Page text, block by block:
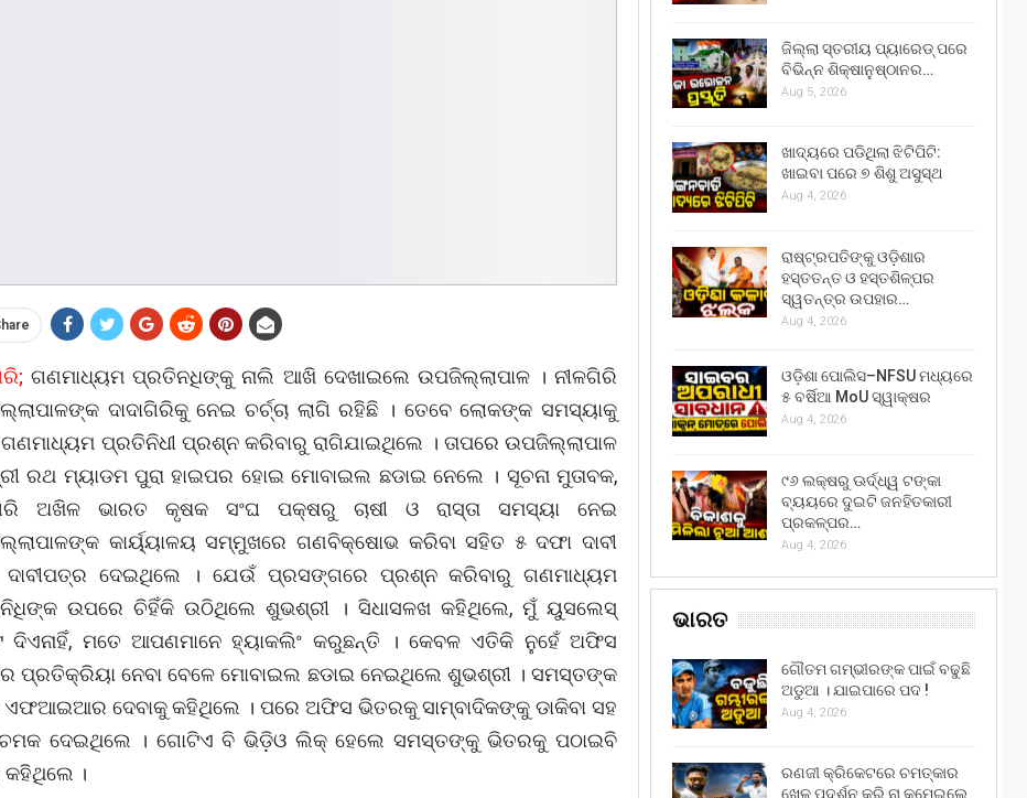
ଗଣମାଧ୍ୟମ ପ୍ରତିନଧିଙ୍କୁ ନାଲି ଆଖି ଦେଖାଇଲେ ଉପଜିଲ୍ଲାପାଳ । ନୀଳଗିରି
ଦାଦାଗିରିକୁ ନେଇ ଚର୍ଚ୍ଚା ଲାଗି ରହିଛି । ତେବେ ଲୋକଙ୍କ ସମସ୍ୟାକୁ
ପ୍ରତିନିଧୀ ପ୍ରଶ୍ନ କରିବାରୁ ରାଗିଯାଇଥିଲେ । ତାପରେ ଉପଜିଲ୍ଲାପାଳ
ରଥ ମ୍ୟାଡମ ପୁରା ହାଇପର ହୋଇ ମୋବାଇଲ ଛଡାଇ ନେଲେ । ସୂଚନା ମୁତାବକ,
ଅଖିଳ ଭାରତ କୃଷକ ସଂଘ ପକ୍ଷରୁ ଚାଷୀ ଓ ରାସ୍ତା ସମସ୍ୟା ନେଇ
କାର୍ୟ୍ୟାଳୟ ସମ୍ମୁଖରେ ଗଣବିକ୍ଷୋଭ କରିବା ସହିତ ୫ ଦଫା ଦାବୀ
ଦାବୀପତ୍ର ଦେଇଥିଲେ । ଯେଉଁ ପ୍ରସଙ୍ଗରେ ପ୍ରଶ୍ନ କରିବାରୁ ଗଣମାଧ୍ୟମ
ଉପରେ ଚିହିଁକି ଉଠିଥିଲେ ଶୁଭଶ୍ରୀ । ସିଧାସଳଖ କହିଥିଲେ, ମୁଁ ୟୁସଲେସ୍
ଦିଏନାହିଁ, ମତେ ଆପଣମାନେ ହ୍ୟାକଲିଂ କରୁଛନ୍ତି । କେବଳ ଏତିକି ନୁହେଁ ଅଫିସ
ପ୍ରତିକ୍ରିୟା ନେବା ବେଳେ ମୋବାଇଲ ଛଡାଇ ନେଇଥିଲେ ଶୁଭଶ୍ରୀ । ସମସ୍ତଙ୍କ
ଏଫଆଇଆର ଦେବାକୁ କହିଥିଲେ । ପରେ ଅଫିସ ଭିତରକୁ ସାମ୍ବାଦିକଙ୍କୁ ଡାକିବା ସହ
ଦେଇଥିଲେ । ଗୋଟିଏ ବି ଭିଡ଼ିଓ ଲିକ୍ ହେଲେ ସମସ୍ତଙ୍କୁ ଭିତରକୁ ପଠାଇବି
।
ଜିଲ୍ଲା ସ୍ତରୀୟ ପ୍ୟାରେଡ୍ ପରେ
ବିଭିନ୍ନ ଶିକ୍ଷାନୁଷ୍ଠାନର…
Aug 5, 2026
ଖାଦ୍ୟରେ ପଡିଥିଲା ଝିଟିପିଟି:
ଖାଇବା ପରେ ୭ ଶିଶୁ ଅସୁସ୍ଥ
Aug 4, 2026
ରାଷ୍ଟ୍ରପତିଙ୍କୁ ଓଡ଼ିଶାର
ହସ୍ତତନ୍ତ ଓ ହସ୍ତଶିଳ୍ପର
ସ୍ୱତନ୍ତ୍ର ଉପହାର…
Aug 4, 2026
ଓଡ଼ିଶା ପୋଲିସ–NFSU ମଧ୍ୟରେ
୫ ବର୍ଷିଆ MoU ସ୍ୱାକ୍ଷର
Aug 4, 2026
୯୬ ଲକ୍ଷରୁ ଊର୍ଦ୍ଧ୍ୱ ଟଙ୍କା
ବ୍ୟୟରେ ଦୁଇଟି ଜନହିତକାରୀ
ପ୍ରକଳ୍ପର…
Aug 4, 2026
ଭାରତ
ଗୌତମ ଗମ୍ଭୀରଙ୍କ ପାଇଁ ବଢୁଛି
ଅଡୁଆ । ଯାଇପାରେ ପଦ !
Aug 4, 2026
ରଣଜୀ କ୍ରିକେଟରେ ଚମତ୍କାର
ଖେଳ ପଦର୍ଶନ କରି ନା କମେଇଲେ